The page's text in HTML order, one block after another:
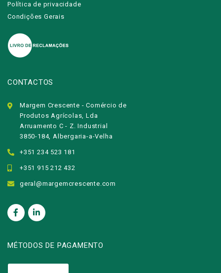
Política de privacidade
Condições Gerais
CONTACTOS
Margem Crescente - Comércio de
Produtos Agrícolas, Lda
Arruamento C - Z. Industrial
3850-184, Albergaria-a-Velha
+351 234 523 181
+351 915 212 432
geral@margemcrescente.com
MÉTODOS DE PAGAMENTO